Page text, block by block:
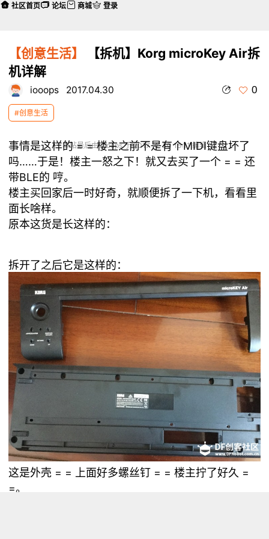
【创意生活】
【拆机】Korg microKey Air拆
机详解
iooops 2017.04.30 0
#创意生活
本帖最后由 iooops 于 2017-4-30 15:11 编辑
事情是这样的 = = 楼主之前不是有个MIDI键盘坏了
吗……于是！楼主一怒之下！就又去买了一个 = = 还
带BLE的 哼。
楼主买回家后一时好奇，就顺便拆了一下机，看看里
面长啥样。
原本这货是长这样的：
拆开了之后它是这样的：
这是外壳 = = 上面好多螺丝钉 = = 楼主拧了好久 =
=。
社区首页 论坛 商城 登录